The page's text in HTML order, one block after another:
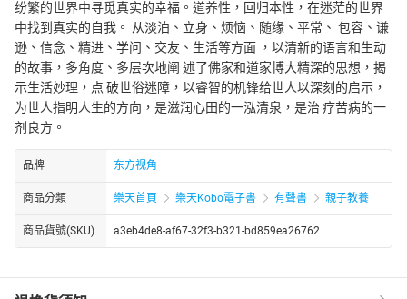
纷繁的世界中寻觅真实的幸福。道养性，回归本性，在迷茫的世界
中找到真实的自我。 从淡泊、立身、烦恼、随缘、平常、 包容、谦
逊、信念、精进、学问、交友、生活等方面 ，以清新的语言和生动
的故事，多角度、多层次地阐 述了佛家和道家博大精深的思想，揭
示生活妙理，点 破世俗迷障，以睿智的机锋给世人以深刻的启示，
为世人指明人生的方向，是滋润心田的一泓清泉，是治 疗苦病的一
剂良方。
品牌 东方视角
商品分類 樂天首頁 樂天Kobo電子書 有聲書 親子教養
商品貨號(SKU) a3eb4de8-af67-32f3-b321-bd859ea26762